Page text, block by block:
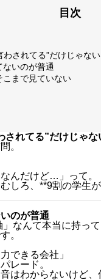
目次
されてる”だけじゃない
ないのが普通
こまで見ていない
されてる”だけじゃな
。
んだけど…」って。
ろ、**9割の学生が
のが普通
なんて本当に持っ
。
できる会社」
レード。
はわからないけど、